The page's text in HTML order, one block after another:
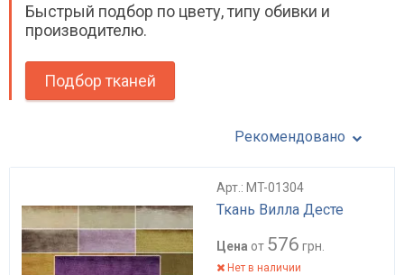
Быстрый подбор по цвету, типу обивки и
производителю.
Подбор тканей
Рекомендовано
Арт.: MT-01304
Ткань Вилла Десте
Цена от 576 грн.
Нет в наличии